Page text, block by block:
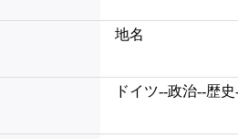
地名
ドイツ--政治--歴史